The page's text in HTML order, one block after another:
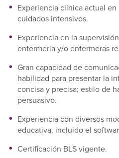
Experiencia clínica actual
cuidados intensivos.
Experiencia en la
enfermería y/o enfermeras
Gran capacidad de
habilidad para presentar la
concisa y precisa; estilo de
persuasivo.
Experiencia con diversos
educativa, incluido el
Certificación BLS vigente.